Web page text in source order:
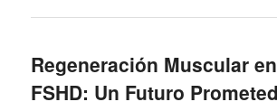
Regeneración Muscular en
FSHD: Un Futuro